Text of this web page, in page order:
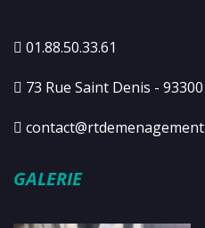
01.88.50.33.61
73 Rue Saint Denis - 93300
GALERIE